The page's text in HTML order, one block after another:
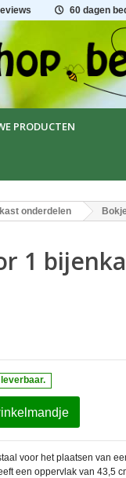
60 dagen
PRODUCTEN
onderdelen
1
voor het plaatsen van
een oppervlak van 43,5